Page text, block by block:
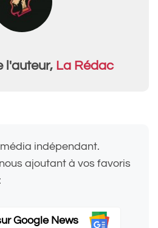
l'auteur, La Rédac
indépendant.
ajoutant à vos favoris
Google News